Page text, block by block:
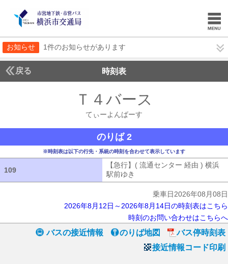
お知らせ 1件のお知らせがあります
戻る 時刻表
Ｔ４バース
てぃーよんばーす
のりば 2
※時刻表は以下の行先・系統の時刻を合わせて表示しています
109
【急行】( 流通センター 経由 ) 横浜
駅前ゆき
乗車日2026年08月08日
2026年8月12日～2026年8月14日の時刻表はこちら
時刻のお問い合わせはこちらへ
バスの接近情報 のりば地図
バス停時刻表
接近情報コード印刷